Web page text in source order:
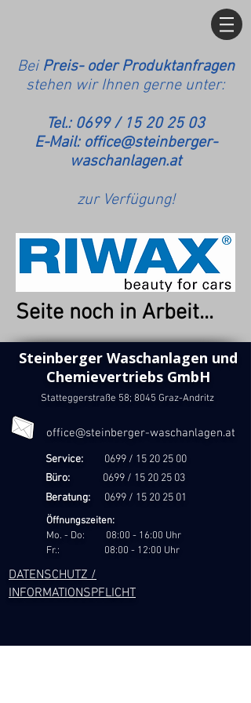
Bei Preis- oder Produktanfragen
stehen wir Ihnen gerne unter:
Tel.: 0699 / 15 20 25 03
E-Mail: office@steinberger-
waschanlagen.at
zur Verfügung!
Seite noch in Arbeit...
Steinberger Waschanlagen und
Chemievertriebs GmbH
Statteggerstraße 58; 8045 Graz-Andritz
office@steinberger-waschanlagen.at
Service: 0699 / 15 20 25 00
Büro: 0699 / 15 20 25 03
Beratung: 0699 / 15 20 25 01
Öffnungszeiten:
Mo. - Do: 08:00 - 16:00 Uhr
Fr.: 08:00 - 12:00 Uhr
DATENSCHUTZ /
INFORMATIONSPFLICHT